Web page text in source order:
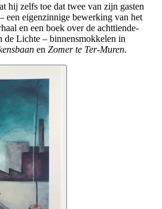
hij zelfs toe dat twee van zijn gasten
een eigenzinnige bewerking van het
en een boek over de achttiende-
de Lichte – binnensmokkelen in
en Zomer te Ter-Muren.